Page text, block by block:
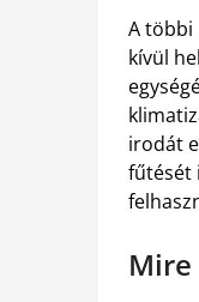
A többi
kívül
irodát
fűtését
Mire